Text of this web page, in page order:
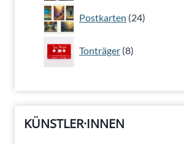
Postkarten 24
24
Produkte
Tonträger 8
8
Produkte
KÜNSTLER·INNEN